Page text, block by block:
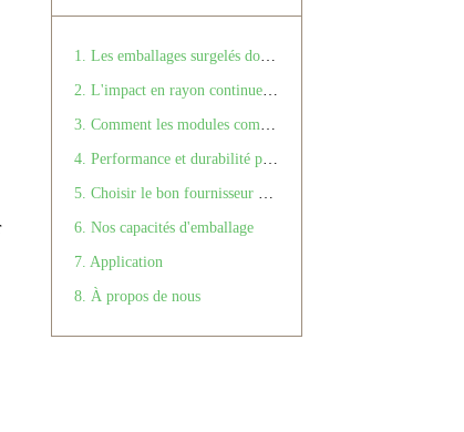
Table des matières>
1. Les emballages surgelés doivent faire plus
2. L'impact en rayon continue de stimuler les ventes
3. Comment les modules complémentaires fonctionnels améliorent les ventes
4. Performance et durabilité peuvent aller de pair.
6. Nos capacités d'emballage
7. Application
8. À propos de nous